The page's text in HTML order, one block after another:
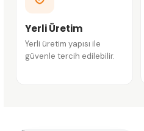
Yerli Üretim
Yerli üretim yapısı ile
güvenle tercih edilebilir.